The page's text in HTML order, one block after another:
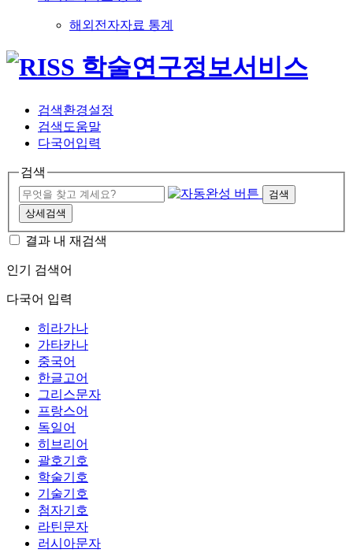
해외전자자료 통계
검색환경설정
검색도움말
다국어입력
검색
검색
상세검색
결과 내 재검색
인기 검색어
다국어 입력
히라가나
가타카나
중국어
한글고어
그리스문자
프랑스어
독일어
히브리어
괄호기호
학술기호
기술기호
첨자기호
라틴문자
러시아문자